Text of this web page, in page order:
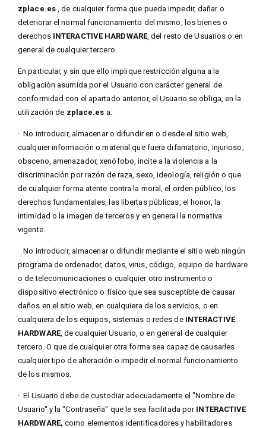
zplace.es, de cualquier forma que pueda impedir, dañar o
deteriorar el normal funcionamiento del mismo, los bienes o
derechos INTERACTIVE HARDWARE, del resto de Usuarios o en
general de cualquier tercero.
En particular, y sin que ello implique restricción alguna a la
obligación asumida por el Usuario con carácter general de
conformidad con el apartado anterior, el Usuario se obliga, en la
utilización de zplace.es a:
· No introducir, almacenar o difundir en o desde el sitio web,
cualquier información o material que fuera difamatorio, injurioso,
obsceno, amenazador, xenófobo, incite a la violencia a la
discriminación por razón de raza, sexo, ideología, religión o que
de cualquier forma atente contra la moral, el orden público, los
derechos fundamentales, las libertas públicas, el honor, la
intimidad o la imagen de terceros y en general la normativa
vigente.
· No introducir, almacenar o difundir mediante el sitio web ningún
programa de ordenador, datos, virus, código, equipo de hardware
o de telecomunicaciones o cualquier otro instrumento o
dispositivo electrónico o físico que sea susceptible de causar
daños en el sitio web, en cualquiera de los servicios, o en
cualquiera de los equipos, sistemas o redes de INTERACTIVE
HARDWARE, de cualquier Usuario, o en general de cualquier
tercero. O que de cualquier otra forma sea capaz de causarles
cualquier tipo de alteración o impedir el normal funcionamiento
de los mismos.
· El Usuario debe de custodiar adecuadamente el "Nombre de
Usuario" y la "Contraseña" que le sea facilitada por INTERACTIVE
HARDWARE,como elementos identificadores y habilitadores